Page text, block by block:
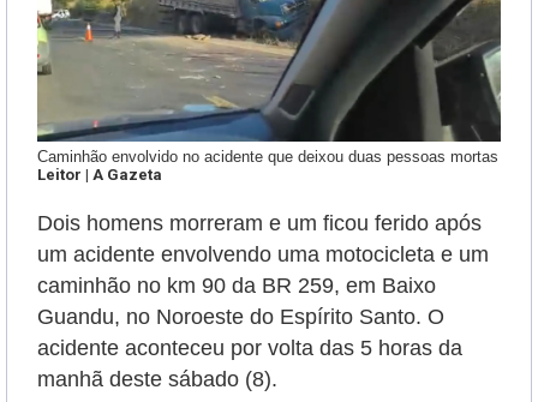
Caminhão envolvido no acidente que deixou duas pessoas mortas
Leitor | A Gazeta
Dois homens morreram e um ficou ferido após
um acidente envolvendo uma motocicleta e um
caminhão no km 90 da BR 259, em Baixo
Guandu, no Noroeste do Espírito Santo. O
acidente aconteceu por volta das 5 horas da
manhã deste sábado (8).